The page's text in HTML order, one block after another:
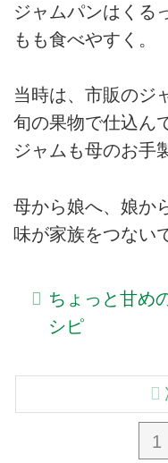
ジャムパンはくる
もも食べやすく。
当時は、市販のジ
旬の果物で仕込ん
ジャムも母のお手
母から娘へ、娘か
味が家族をつない
ちょっと甘め
シピ
1